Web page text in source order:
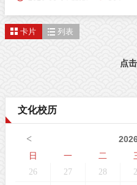
队联合物理学系季敏标团队，
mapping of glioma infiltration”
受激拉曼散射（SRS）成像原
术与无监督学习图像生成算法
卡片 列表
点
文化校历
<
日
一 二
26 27 28